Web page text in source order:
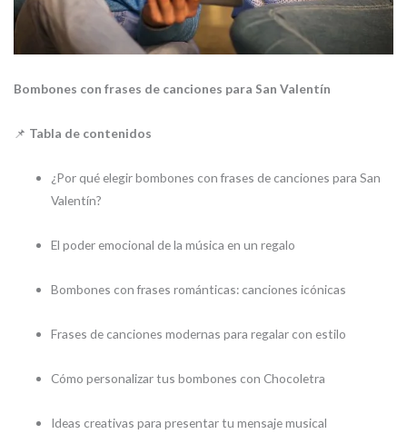
Bombones con frases de canciones para San Valentín
📌 Tabla de contenidos
¿Por qué elegir bombones con frases de canciones para San
Valentín?
El poder emocional de la música en un regalo
Bombones con frases románticas: canciones icónicas
Frases de canciones modernas para regalar con estilo
Cómo personalizar tus bombones con Chocoletra
Ideas creativas para presentar tu mensaje musical